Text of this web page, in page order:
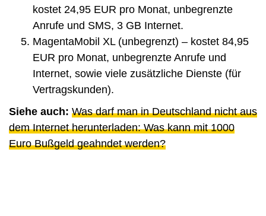
kostet 24,95 EUR pro Monat, unbegrenzte
Anrufe und SMS, 3 GB Internet.
MagentaMobil XL (unbegrenzt) – kostet 84,95
EUR pro Monat, unbegrenzte Anrufe und
Internet, sowie viele zusätzliche Dienste (für
Vertragskunden).
Siehe auch: Was darf man in Deutschland nicht aus
dem Internet herunterladen: Was kann mit 1000
Euro Bußgeld geahndet werden?